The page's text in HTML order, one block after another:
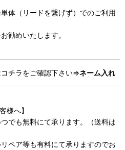
体（リードを繋げず）でのご利用
勧めいたします。
チラをご確認下さい⇒ネーム入れ
様へ】
でも無料にて承ります。（送料は
ペア等も有料にて承りますのでお